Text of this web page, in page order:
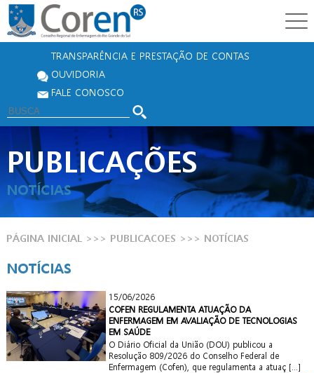
TRANSPARÊNCIA E PRESTAÇÃO DE CONTAS
OUVIDORIA
FALE CONOSCO
PUBLICAÇÕES
NOTÍCIAS
PÁGINA INICIAL >>> PUBLICACOES >>> NOTÍCIAS
NOTÍCIAS
15/06/2026
COFEN REGULAMENTA ATUAÇÃO DA
ENFERMAGEM EM AVALIAÇÃO DE TECNOLOGIAS
EM SAÚDE
O Diário Oficial da União (DOU) publicou a
Resolução 809/2026 do Conselho Federal de
Enfermagem (Cofen), que regulamenta a atuaç [...]